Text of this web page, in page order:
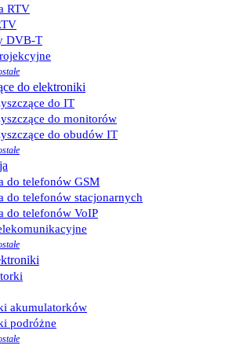
RTV
DVB-T
do elektroniki
do IT
do monitorów
do obudów IT
do telefonów GSM
do telefonów stacjonarnych
do telefonów VoIP
akumulatorków
podróżne